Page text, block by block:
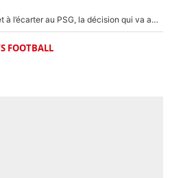
Bradley Barcola : Luis Enrique prêt à l’écarter au PSG, la décision qui va accélérer son transfert à Liverpool ?
FOOTBALL